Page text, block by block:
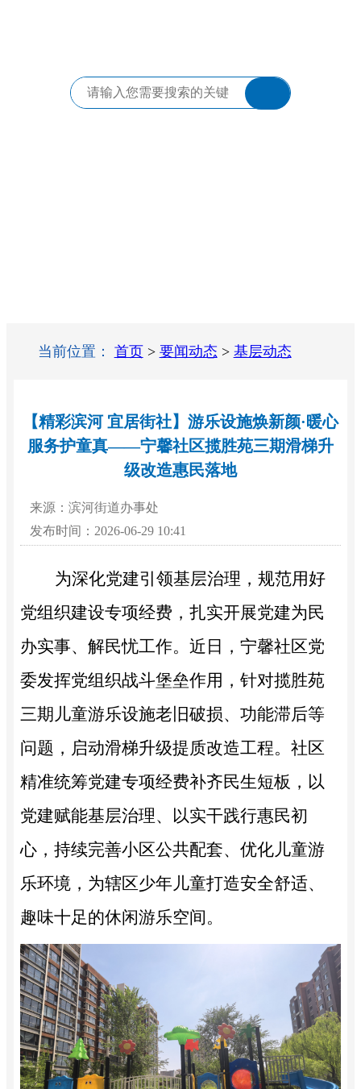
当前位置： 首页 > 要闻动态 > 基层动态
【精彩滨河 宜居街社】游乐设施焕新颜·暖心
服务护童真——宁馨社区揽胜苑三期滑梯升
级改造惠民落地
来源：滨河街道办事处
发布时间：2026-06-29 10:41
为深化党建引领基层治理，规范用好
党组织建设专项经费，扎实开展党建为民
办实事、解民忧工作。近日，宁馨社区党
委发挥党组织战斗堡垒作用，针对揽胜苑
三期儿童游乐设施老旧破损、功能滞后等
问题，启动滑梯升级提质改造工程。社区
精准统筹党建专项经费补齐民生短板，以
党建赋能基层治理、以实干践行惠民初
心，持续完善小区公共配套、优化儿童游
乐环境，为辖区少年儿童打造安全舒适、
趣味十足的休闲游乐空间。